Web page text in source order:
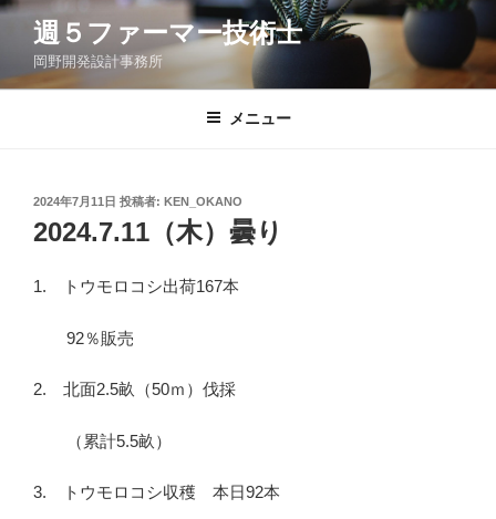
コ
ン
週５ファーマー技術士
岡野開発設計事務所
メニュー
投
稿
日:
2024年7月11日 投稿者: KEN_OKANO
2024.7.11（木）曇り
1. トウモロコシ出荷167本
92％販売
2. 北面2.5畝（50ｍ）伐採
（累計5.5畝）
3. トウモロコシ収穫 本日92本